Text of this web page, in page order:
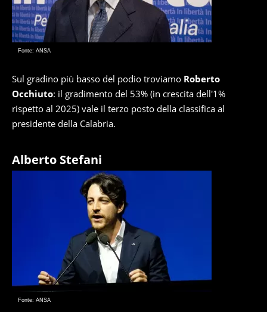
Fonte: ANSA
Sul gradino più basso del podio troviamo Roberto
Occhiuto: il gradimento del 53% (in crescita dell'1%
rispetto al 2025) vale il terzo posto della classifica al
presidente della Calabria.
Alberto Stefani
Fonte: ANSA